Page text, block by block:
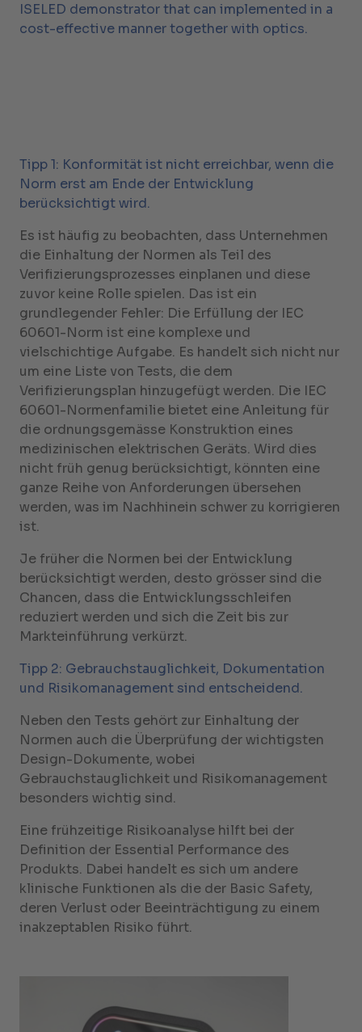
ISELED demonstrator that can implemented in a
cost-effective manner together with optics.
Tipp 1: Konformität ist nicht erreichbar, wenn die
Norm erst am Ende der Entwicklung
berücksichtigt wird.
Es ist häufig zu beobachten, dass Unternehmen
die Einhaltung der Normen als Teil des
Verifizierungsprozesses einplanen und diese
zuvor keine Rolle spielen. Das ist ein
grundlegender Fehler: Die Erfüllung der IEC
60601-Norm ist eine komplexe und
vielschichtige Aufgabe. Es handelt sich nicht nur
um eine Liste von Tests, die dem
Verifizierungsplan hinzugefügt werden. Die IEC
60601-Normenfamilie bietet eine Anleitung für
die ordnungsgemässe Konstruktion eines
medizinischen elektrischen Geräts. Wird dies
nicht früh genug berücksichtigt, könnten eine
ganze Reihe von Anforderungen übersehen
werden, was im Nachhinein schwer zu korrigieren
ist.
Je früher die Normen bei der Entwicklung
berücksichtigt werden, desto grösser sind die
Chancen, dass die Entwicklungsschleifen
reduziert werden und sich die Zeit bis zur
Markteinführung verkürzt.
Tipp 2: Gebrauchstauglichkeit, Dokumentation
und Risikomanagement sind entscheidend.
Neben den Tests gehört zur Einhaltung der
Normen auch die Überprüfung der wichtigsten
Design-Dokumente, wobei
Gebrauchstauglichkeit und Risikomanagement
besonders wichtig sind.
Eine frühzeitige Risikoanalyse hilft bei der
Definition der Essential Performance des
Produkts. Dabei handelt es sich um andere
klinische Funktionen als die der Basic Safety,
deren Verlust oder Beeinträchtigung zu einem
inakzeptablen Risiko führt.